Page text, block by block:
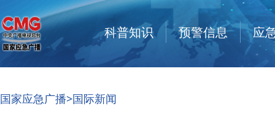
科普知识 预警信息 应
国家应急广播>国际新闻